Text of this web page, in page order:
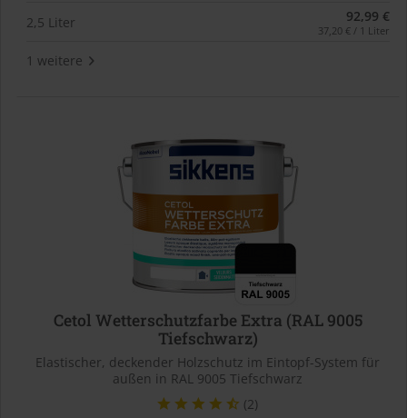
2,5 Liter 92,99 €
37,20 € / 1 Liter
1 weitere
Cetol Wetterschutzfarbe Extra (RAL 9005
Tiefschwarz)
Elastischer, deckender Holzschutz im Eintopf-System für
außen in RAL 9005 Tiefschwarz
(2)